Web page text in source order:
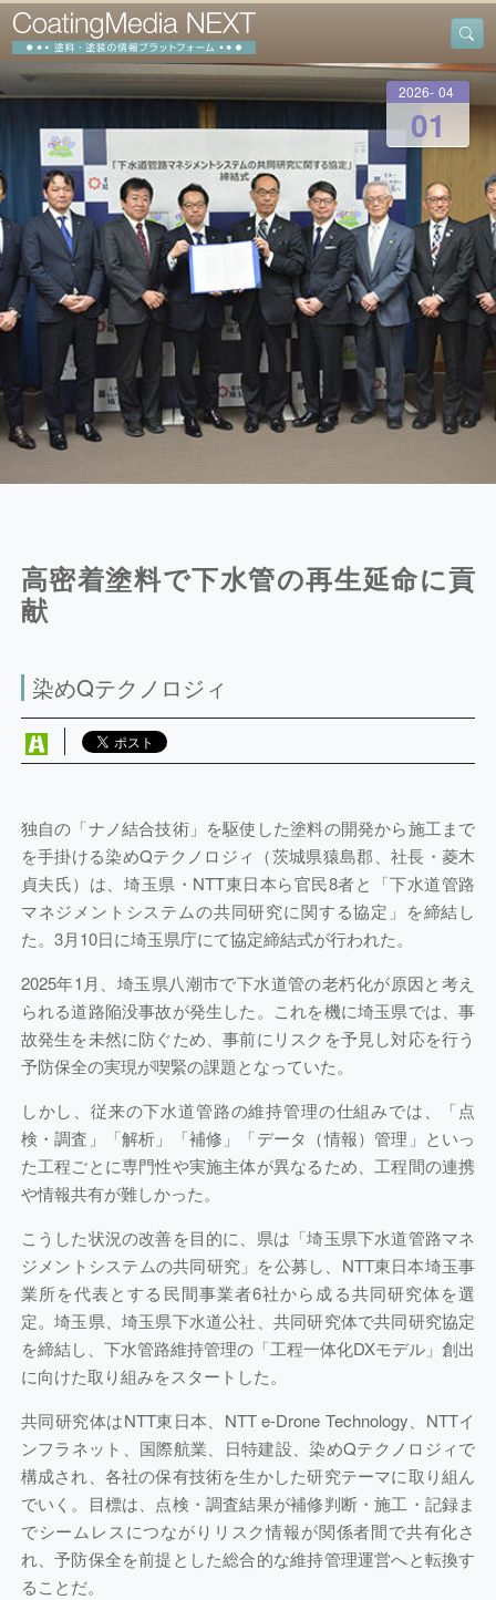
2026 - 04-
01
高密着塗料で下水管の再生延命に貢
献
染めQテクノロジィ
独自の「ナノ結合技術」を駆使した塗料の開発から施工まで
を手掛ける染めQテクノロジィ（茨城県猿島郡、社長・菱木
貞夫氏）は、埼玉県・NTT東日本ら官民8者と「下水道管路
マネジメントシステムの共同研究に関する協定」を締結し
た。3月10日に埼玉県庁にて協定締結式が行われた。
2025年1月、埼玉県八潮市で下水道管の老朽化が原因と考え
られる道路陥没事故が発生した。これを機に埼玉県では、事
故発生を未然に防ぐため、事前にリスクを予見し対応を行う
予防保全の実現が喫緊の課題となっていた。
しかし、従来の下水道管路の維持管理の仕組みでは、「点
検・調査」「解析」「補修」「データ（情報）管理」といっ
た工程ごとに専門性や実施主体が異なるため、工程間の連携
や情報共有が難しかった。
こうした状況の改善を目的に、県は「埼玉県下水道管路マネ
ジメントシステムの共同研究」を公募し、NTT東日本埼玉事
業所を代表とする民間事業者6社から成る共同研究体を選
定。埼玉県、埼玉県下水道公社、共同研究体で共同研究協定
を締結し、下水管路維持管理の「工程一体化DXモデル」創出
に向けた取り組みをスタートした。
共同研究体はNTT東日本、NTT e-Drone Technology、NTTイ
ンフラネット、国際航業、日特建設、染めQテクノロジィで
構成され、各社の保有技術を生かした研究テーマに取り組ん
でいく。目標は、点検・調査結果が補修判断・施工・記録ま
でシームレスにつながりリスク情報が関係者間で共有化さ
れ、予防保全を前提とした総合的な維持管理運営へと転換す
ることだ。